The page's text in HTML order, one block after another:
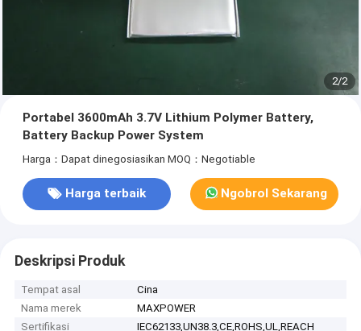
2/2
Portabel 3600mAh 3.7V Lithium Polymer Battery,
Battery Backup Power System
Harga：Dapat dinegosiasikan MOQ：Negotiable
Harga terbaik Ngobrol Sekarang
Deskripsi Produk
Tempat asal
Cina
Nama merek
MAXPOWER
Sertifikasi
IEC62133,UN38.3,CE,ROHS,UL,REACH